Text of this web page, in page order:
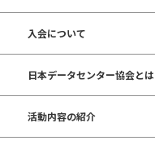
入会について
日本データセンター協会とは
活動内容の紹介